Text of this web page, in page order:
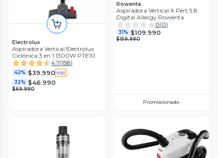
Electrolux
Aspiradora Vertical Electrolux
Ciclónica 3 en 1 1300W PTE10
4.7(158)
42% $39.990
32% $46.990
$69.990
Rowenta
Aspiradora Vertical X Pert 5.8
Digital Allergy Rowenta
0(0)
31% $109.990
$159.990
Promocionado